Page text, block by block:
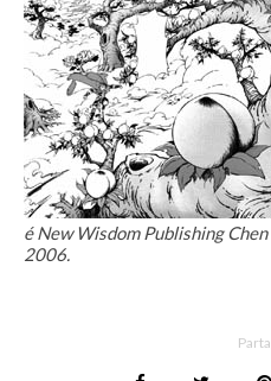
é New Wisdom Publishing
2006.